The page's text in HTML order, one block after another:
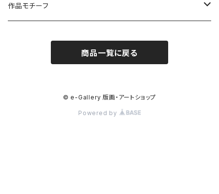
杉山 修 （木版画）
小沼隆一郎（リトグラフ）
Artshow Museum
作品モチーフ
風景画（福島）
商品一覧に戻る
© e-Gallery 版画・アートショップ
Powered by